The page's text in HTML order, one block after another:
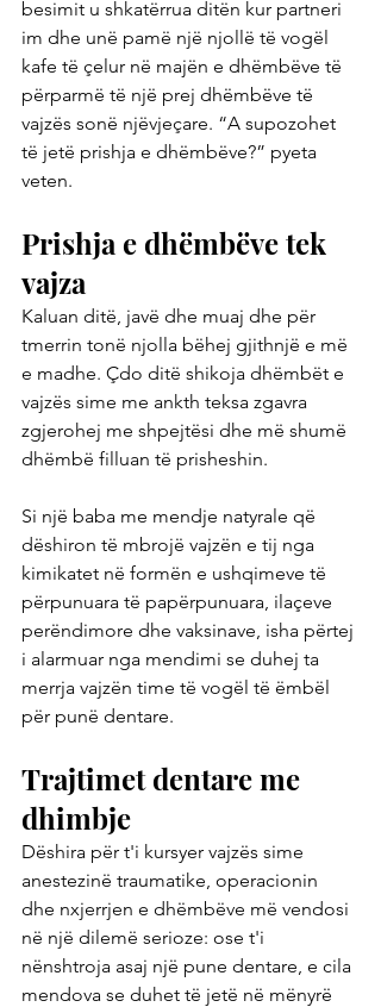
besimit u shkatërrua ditën kur partneri
im dhe unë pamë një njollë të vogël
kafe të çelur në majën e dhëmbëve të
përparmë të një prej dhëmbëve të
vajzës sonë njëvjeçare. “A supozohet
të jetë prishja e dhëmbëve?” pyeta
veten.
Prishja e dhëmbëve tek
vajza
Kaluan ditë, javë dhe muaj dhe për
tmerrin tonë njolla bëhej gjithnjë e më
e madhe. Çdo ditë shikoja dhëmbët e
vajzës sime me ankth teksa zgavra
zgjerohej me shpejtësi dhe më shumë
dhëmbë filluan të prisheshin.
Si një baba me mendje natyrale që
dëshiron të mbrojë vajzën e tij nga
kimikatet në formën e ushqimeve të
përpunuara të papërpunuara, ilaçeve
perëndimore dhe vaksinave, isha përtej
i alarmuar nga mendimi se duhej ta
merrja vajzën time të vogël të ëmbël
për punë dentare.
Trajtimet dentare me
dhimbje
Dëshira për t'i kursyer vajzës sime
anestezinë traumatike, operacionin
dhe nxjerrjen e dhëmbëve më vendosi
në një dilemë serioze: ose t'i
nënshtroja asaj një pune dentare, e cila
mendova se duhet të jetë në mënyrë